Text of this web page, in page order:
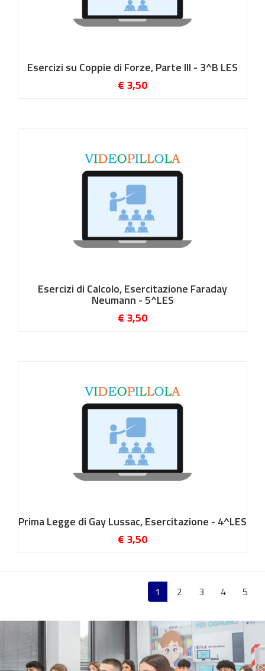
Esercizi su Coppie di Forze, Parte III - 3^B LES
€ 3,50
Esercizi di Calcolo, Esercitazione Faraday
Neumann - 5^LES
€ 3,50
Prima Legge di Gay Lussac, Esercitazione - 4^LES
€ 3,50
1 2 3 4 5